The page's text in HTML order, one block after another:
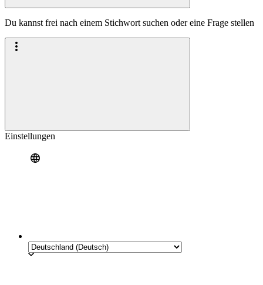
Du kannst frei nach einem Stichwort suchen oder eine Frage stellen
Einstellungen